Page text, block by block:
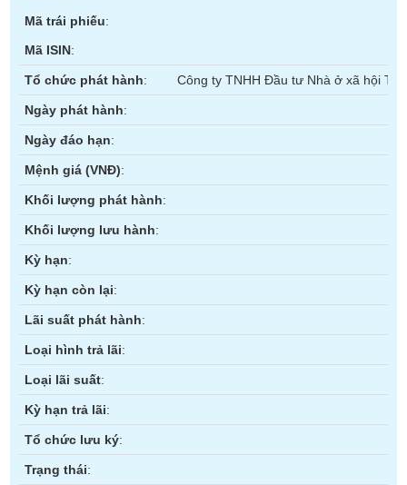
Giao
nội
bộ
Trạng
thái
cổ
phiếu
Quy
mô
thị
trường
Niêm
yết
Niêm
yết
mới
Niêm
yết
bổ
sung
Mã trái phiếu:
Mã ISIN:
Tổ chức phát hành: Công ty TNHH Đầu tư Nhà ở xã hội
Ngày phát hành:
Ngày đáo hạn:
Mệnh giá (VNĐ):
Khối lượng phát hành:
Khối lượng lưu hành:
Kỳ hạn:
Kỳ hạn còn lại:
Lãi suất phát hành:
Loại hình trả lãi:
Loại lãi suất:
Kỳ hạn trả lãi:
Tổ chức lưu ký:
Trạng thái:
VĨ
MÔ
NGÀNH
DOANH
NGHIỆP
CỔ
PHIẾU
PHÁI
SINH
TRÁI